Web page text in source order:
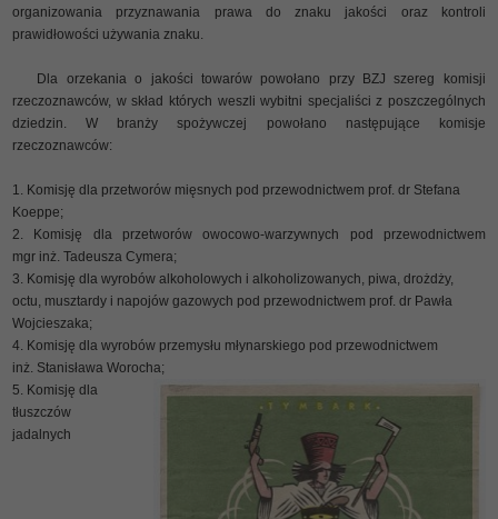
organizowania przyznawania prawa do znaku jakości oraz kontroli
prawidłowości używania znaku.
Dla orzekania o jakości towarów powołano przy BZJ szereg komisji
rzeczoznawców, w skład których weszli wybitni specjaliści z poszczególnych
dziedzin. W branży spożywczej powołano następujące komisje
rzeczoznawców:
Komisję dla przetworów mięsnych pod przewodnictwem prof. dr Stefana
Koeppe;
Komisję dla przetworów owocowo-warzywnych pod przewodnictwem
mgr inż. Tadeusza Cymera;
Komisję dla wyrobów alkoholowych i alkoholizowanych, piwa, drożdży,
octu, musztardy i napojów gazowych pod przewodnictwem prof. dr Pawła
Wojcieszaka;
Komisję dla wyrobów przemysłu młynarskiego pod przewodnictwem
inż. Stanisława Worocha;
Komisję dla
tłuszczów
jadalnych